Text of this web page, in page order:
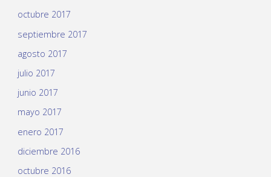
octubre 2017
septiembre 2017
agosto 2017
julio 2017
junio 2017
mayo 2017
enero 2017
diciembre 2016
octubre 2016